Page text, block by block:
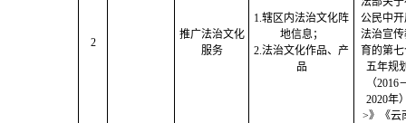
2
推广法治文化
服务
1.辖区内法治文化阵
地信息；
2.法治文化作品、产
品
公民中开
法治宣传
育的第
五年规
（2016
2020年
>》《云